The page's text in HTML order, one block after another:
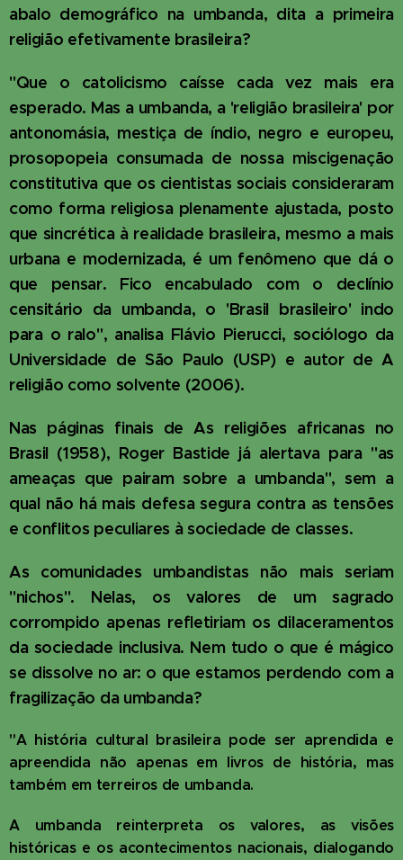
abalo demográfico na umbanda, dita a primeira
religião efetivamente brasileira?
"Que o catolicismo caísse cada vez mais era
esperado. Mas a umbanda, a 'religião brasileira' por
antonomásia, mestiça de índio, negro e europeu,
prosopopeia consumada de nossa miscigenação
constitutiva que os cientistas sociais consideraram
como forma religiosa plenamente ajustada, posto
que sincrética à realidade brasileira, mesmo a mais
urbana e modernizada, é um fenômeno que dá o
que pensar. Fico encabulado com o declínio
censitário da umbanda, o 'Brasil brasileiro' indo
para o ralo", analisa Flávio Pierucci, sociólogo da
Universidade de São Paulo (USP) e autor de A
religião como solvente (2006).
Nas páginas finais de As religiões africanas no
Brasil (1958), Roger Bastide já alertava para "as
ameaças que pairam sobre a umbanda", sem a
qual não há mais defesa segura contra as tensões
e conflitos peculiares à sociedade de classes.
As comunidades umbandistas não mais seriam
"nichos". Nelas, os valores de um sagrado
corrompido apenas refletiriam os dilaceramentos
da sociedade inclusiva. Nem tudo o que é mágico
se dissolve no ar: o que estamos perdendo com a
fragilização da umbanda?
"A história cultural brasileira pode ser aprendida e
apreendida não apenas em livros de história, mas
também em terreiros de umbanda.
A umbanda reinterpreta os valores, as visões
históricas e os acontecimentos nacionais, dialogando